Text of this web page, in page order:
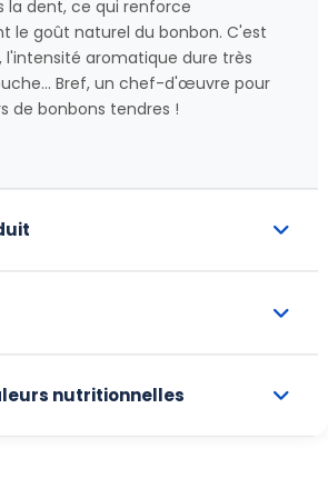
la dent, ce qui renforce
le goût naturel du bonbon. C'est
l'intensité aromatique dure très
Bref, un chef-d'œuvre pour
de bonbons tendres !
nutritionnelles